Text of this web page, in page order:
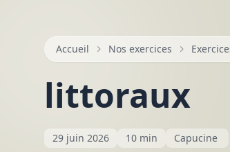
Accueil Nos exercices
littoraux
29 juin 2026 10 min Capucine